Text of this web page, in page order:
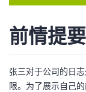
客
论
坛
的
圈
我
的
我
前情提
张三对于公司的日
限。为了展示自己